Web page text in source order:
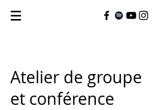
Atelier de groupe
et conférence